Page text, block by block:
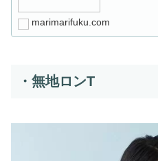
marimarifuku.com
・無地ロンT